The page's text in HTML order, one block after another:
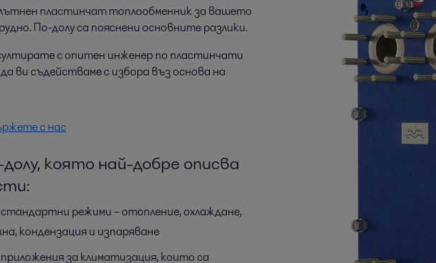
пластинчат топлообменник за вашето
По-долу са пояснени основните разлики.
с опитен инженер по пластинчати
ви съдействаме с избора въз основа на
с нас
която най-добре описва
режими – отопление, охлаждане,
кондензация и изпаряване
за климатизация, които са